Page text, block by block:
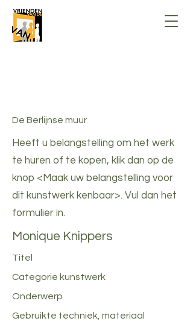
De Berlijnse muur
Heeft u belangstelling om het werk
te huren of te kopen, klik dan op de
knop <Maak uw belangstelling voor
dit kunstwerk kenbaar>. Vul dan het
formulier in.
Monique Knippers
Titel
Categorie kunstwerk
Onderwerp
Gebruikte techniek, materiaal